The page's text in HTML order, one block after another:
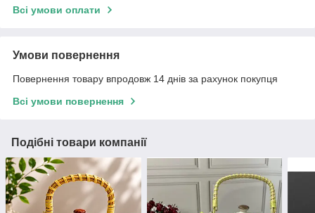
Всі умови оплати
Умови повернення
Повернення товару впродовж 14 днів за рахунок покупця
Всі умови повернення
Подібні товари компанії